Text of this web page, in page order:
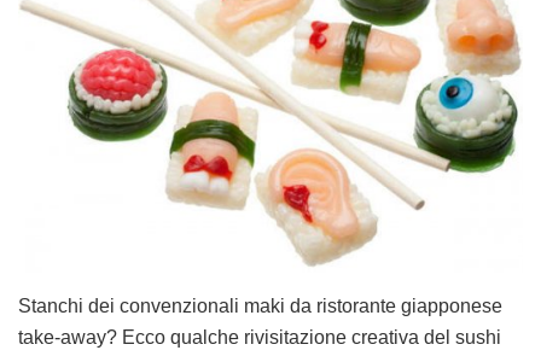
Stanchi dei convenzionali maki da ristorante giapponese
take-away? Ecco qualche rivisitazione creativa del sushi